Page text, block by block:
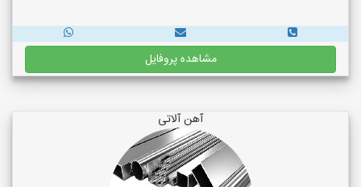
مشاهده پروفایل
آهن آلاتی